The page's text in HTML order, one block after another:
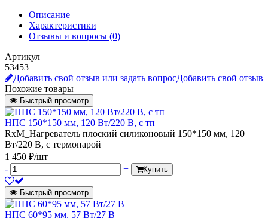
Описание
Характеристики
Отзывы и вопросы (0)
Артикул
53453
Добавить свой отзыв или задать вопросДобавить свой отзыв
Похожие товары
Быстрый просмотр
НПС 150*150 мм, 120 Вт/220 В, с тп
RxM_Нагреватель плоский силиконовый 150*150 мм, 120
Вт/220 В, с термопарой
1 450 ₽/шт
-
+ Купить
Быстрый просмотр
НПС 60*95 мм, 57 Вт/27 В